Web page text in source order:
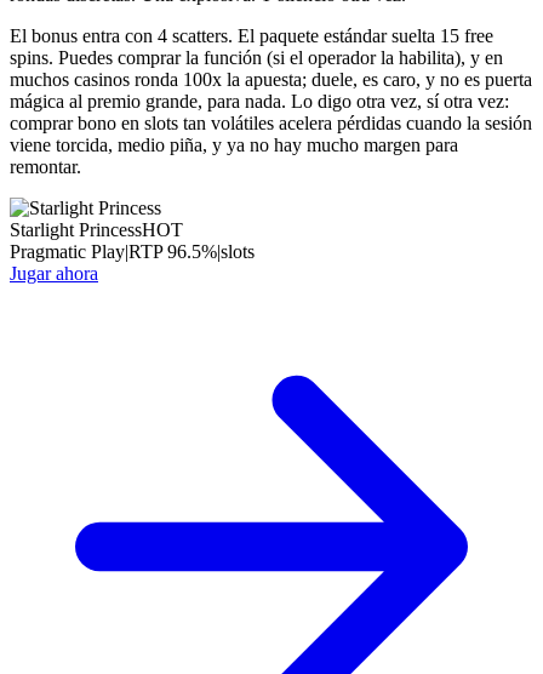
El bonus entra con 4 scatters. El paquete estándar suelta 15 free
spins. Puedes comprar la función (si el operador la habilita), y en
muchos casinos ronda 100x la apuesta; duele, es caro, y no es puerta
mágica al premio grande, para nada. Lo digo otra vez, sí otra vez:
comprar bono en slots tan volátiles acelera pérdidas cuando la sesión
viene torcida, medio piña, y ya no hay mucho margen para
remontar.
Starlight PrincessHOT
Pragmatic Play|RTP96.5%|slots
Jugar ahora